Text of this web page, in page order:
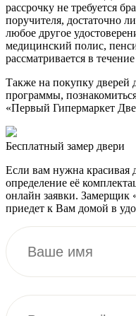
рассрочку не требуется
поручителя, достаточно
любое другое
медицинский полис,
рассматривается в
Также на покупку дверей
программы,
«Первый Гипермаркет
Бесплатный замер двери
Если вам нужна красивая
определение её
онлайн заявки. Замерщик
приедет к Вам домой в